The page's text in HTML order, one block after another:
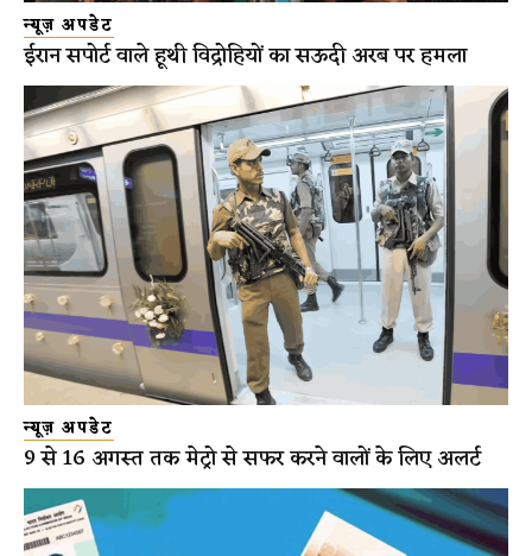
न्यूज़ अपडेट
ईरान सपोर्ट वाले हूथी विद्रोहियों का सऊदी अरब पर हमला
न्यूज़ अपडेट
9 से 16 अगस्त तक मेट्रो से सफर करने वालों के लिए अलर्ट